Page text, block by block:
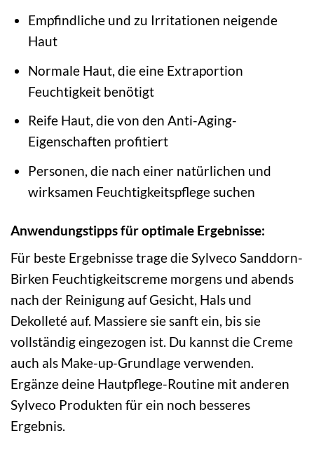
Empfindliche und zu Irritationen neigende
Haut
Normale Haut, die eine Extraportion
Feuchtigkeit benötigt
Reife Haut, die von den Anti-Aging-
Eigenschaften profitiert
Personen, die nach einer natürlichen und
wirksamen Feuchtigkeitspflege suchen
Anwendungstipps für optimale Ergebnisse:
Für beste Ergebnisse trage die Sylveco Sanddorn-
Birken Feuchtigkeitscreme morgens und abends
nach der Reinigung auf Gesicht, Hals und
Dekolleté auf. Massiere sie sanft ein, bis sie
vollständig eingezogen ist. Du kannst die Creme
auch als Make-up-Grundlage verwenden.
Ergänze deine Hautpflege-Routine mit anderen
Sylveco Produkten für ein noch besseres
Ergebnis.